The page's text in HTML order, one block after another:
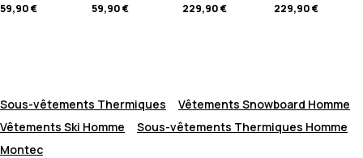
59,90 €
59,90 €
229,90 €
229,90 €
Sous-vêtements Thermiques
Vêtements Snowboard Homme
Vêtements Ski Homme
Sous-vêtements Thermiques Homme
Montec